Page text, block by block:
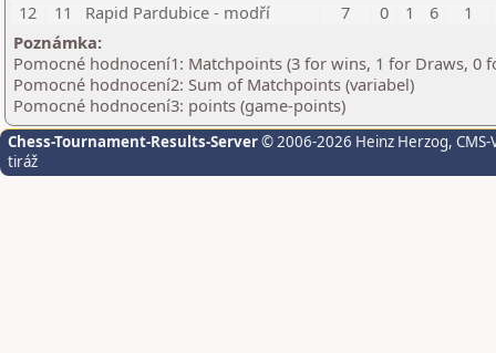
12
11 Rapid Pardubice - modří 7 0 1 6
1
Poznámka:
Pomocné hodnocení1: Matchpoints (3 for wins, 1 for Draws, 0
Pomocné hodnocení2: Sum of Matchpoints (variabel)
Pomocné hodnocení3: points (game-points)
Chess-Tournament-Results-Server© 2006-2026 Heinz Herzog,
tiráž